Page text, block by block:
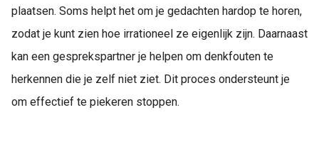
plaatsen. Soms helpt het om je gedachten hardop te horen,
zodat je kunt zien hoe irrationeel ze eigenlijk zijn. Daarnaast
kan een gesprekspartner je helpen om denkfouten te
herkennen die je zelf niet ziet. Dit proces ondersteunt je
om effectief te piekeren stoppen.